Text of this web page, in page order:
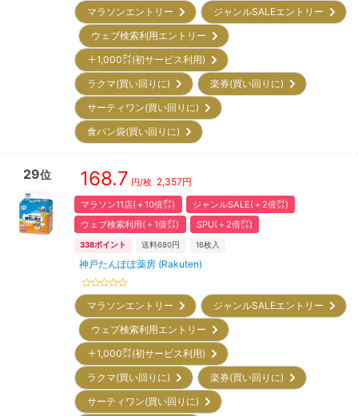
マラソンエントリー
ジャンルSALEエントリー
ウェブ検索利用エントリー
＋1,000㌽(初サービス利用)
ラクマ(買い回りに)
楽券(買い回りに)
サーティワン(買い回りに)
食パン袋(買い回りに)
29位 168.7 円/枚 2,357円
マラソン11店(＋10倍㌽)
ジャンルSALE(＋2倍㌽)
ウェブ検索利用(＋1倍㌽)
SPU(＋2倍㌽)
338ポイント 送料680円 16枚入
神戸たんぽぽ薬房 (Rakuten)
マラソンエントリー
ジャンルSALEエントリー
ウェブ検索利用エントリー
＋1,000㌽(初サービス利用)
ラクマ(買い回りに)
楽券(買い回りに)
サーティワン(買い回りに)